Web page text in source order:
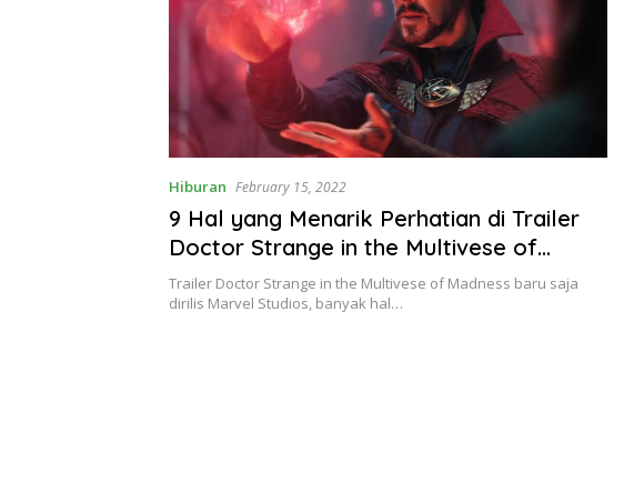
Hiburan February 15, 2022
9 Hal yang Menarik Perhatian di Trailer
Doctor Strange in the Multivese of
Madness
Trailer Doctor Strange in the Multivese of Madness baru saja
dirilis Marvel Studios, banyak hal…